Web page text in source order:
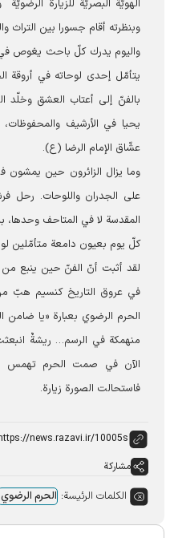
الهويّة البصريّة للزيارة
وبنظرته أقام جسورا بين التراث
واليوم يدرك كلّ باحث يغوص في
يتأمّل إحدى لوحاته في أروقة
بالفنّ إلى أعتاب العشق
يحيا في الأرشيف
عشّاق الإمام الرضا (ع).
وما يزال الزائرون حين يمشون
على الجدران واللوحات. رحل
المقدسة لا في المتاحف
كلّ يوم بعيون دامعة متأمّلين
لقد أثبت أنّ الفنّ حين ينبع
في عروق التاريخ كنسيم هبّ
الحرم الرضوي بعبارة «يا ضامن
منهمكة في الرسم… ريشةٌ
الآن في صمت الحرم تهمس
فاستحالت الصورة زيارة.
مشاركة
الكلمات الرئيسة: الحرم الرضوي